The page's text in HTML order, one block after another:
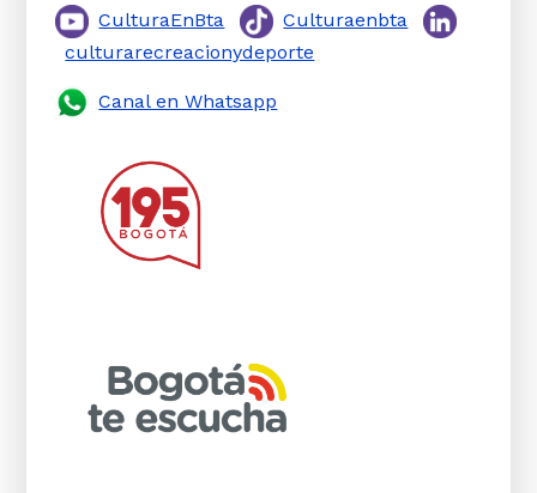
CulturaEnBta
Culturaenbta
culturarecreacionydeporte
Canal en Whatsapp